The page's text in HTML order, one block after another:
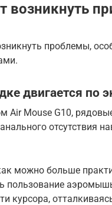
проблемы,
двигается по
Air Mouse G10,
отсутствия
можно больше
пользование
курсора,